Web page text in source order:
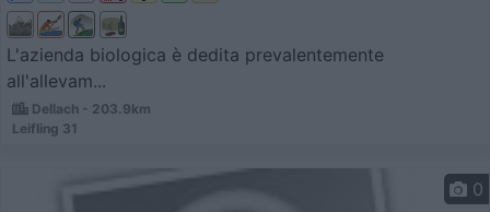
L'azienda biologica è dedita prevalentemente
all'allevam...
Dellach - 203.9km
Leifling 31
0